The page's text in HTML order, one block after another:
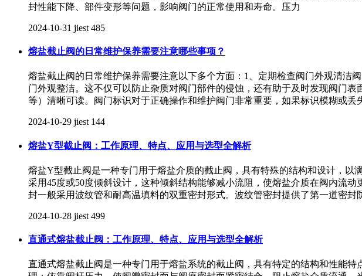
封性能下降、部件变形等问题，影响阀门的正常使用和寿命。压力
2024-10-31 jiest 485
熔盐截止阀的日常维护保养需要注意哪些事项？
熔盐截止阀的日常维护保养需要注意以下多个方面：1、定期检查阀门外观清洁
门外观整洁。这不仅可以防止杂质对阀门部件的侵蚀，还有助于及时发现阀门
等）清晰可读。阀门标识对于正确操作和维护阀门非常重要，如果标识模糊或丢
2024-10-29 jiest 144
熔盐Y型截止阀：工作原理、特点、应用与选型全解析
熔盐Y型截止阀是一种专门用于熔盐介质的截止阀，具有特殊的结构和设计，
采用45度或50度倾斜设计，这种倾斜结构能够减小流阻，使熔盐介质在阀内流
封一般采用波纹管和耐高温填料的双重密封形式。波纹管密封提供了第一道密封
2024-10-28 jiest 499
直通式熔盐截止阀：工作原理、特点、应用与选型全解析
直通式熔盐截止阀是一种专门用于熔盐系统的截止阀，具有特定的结构和性能